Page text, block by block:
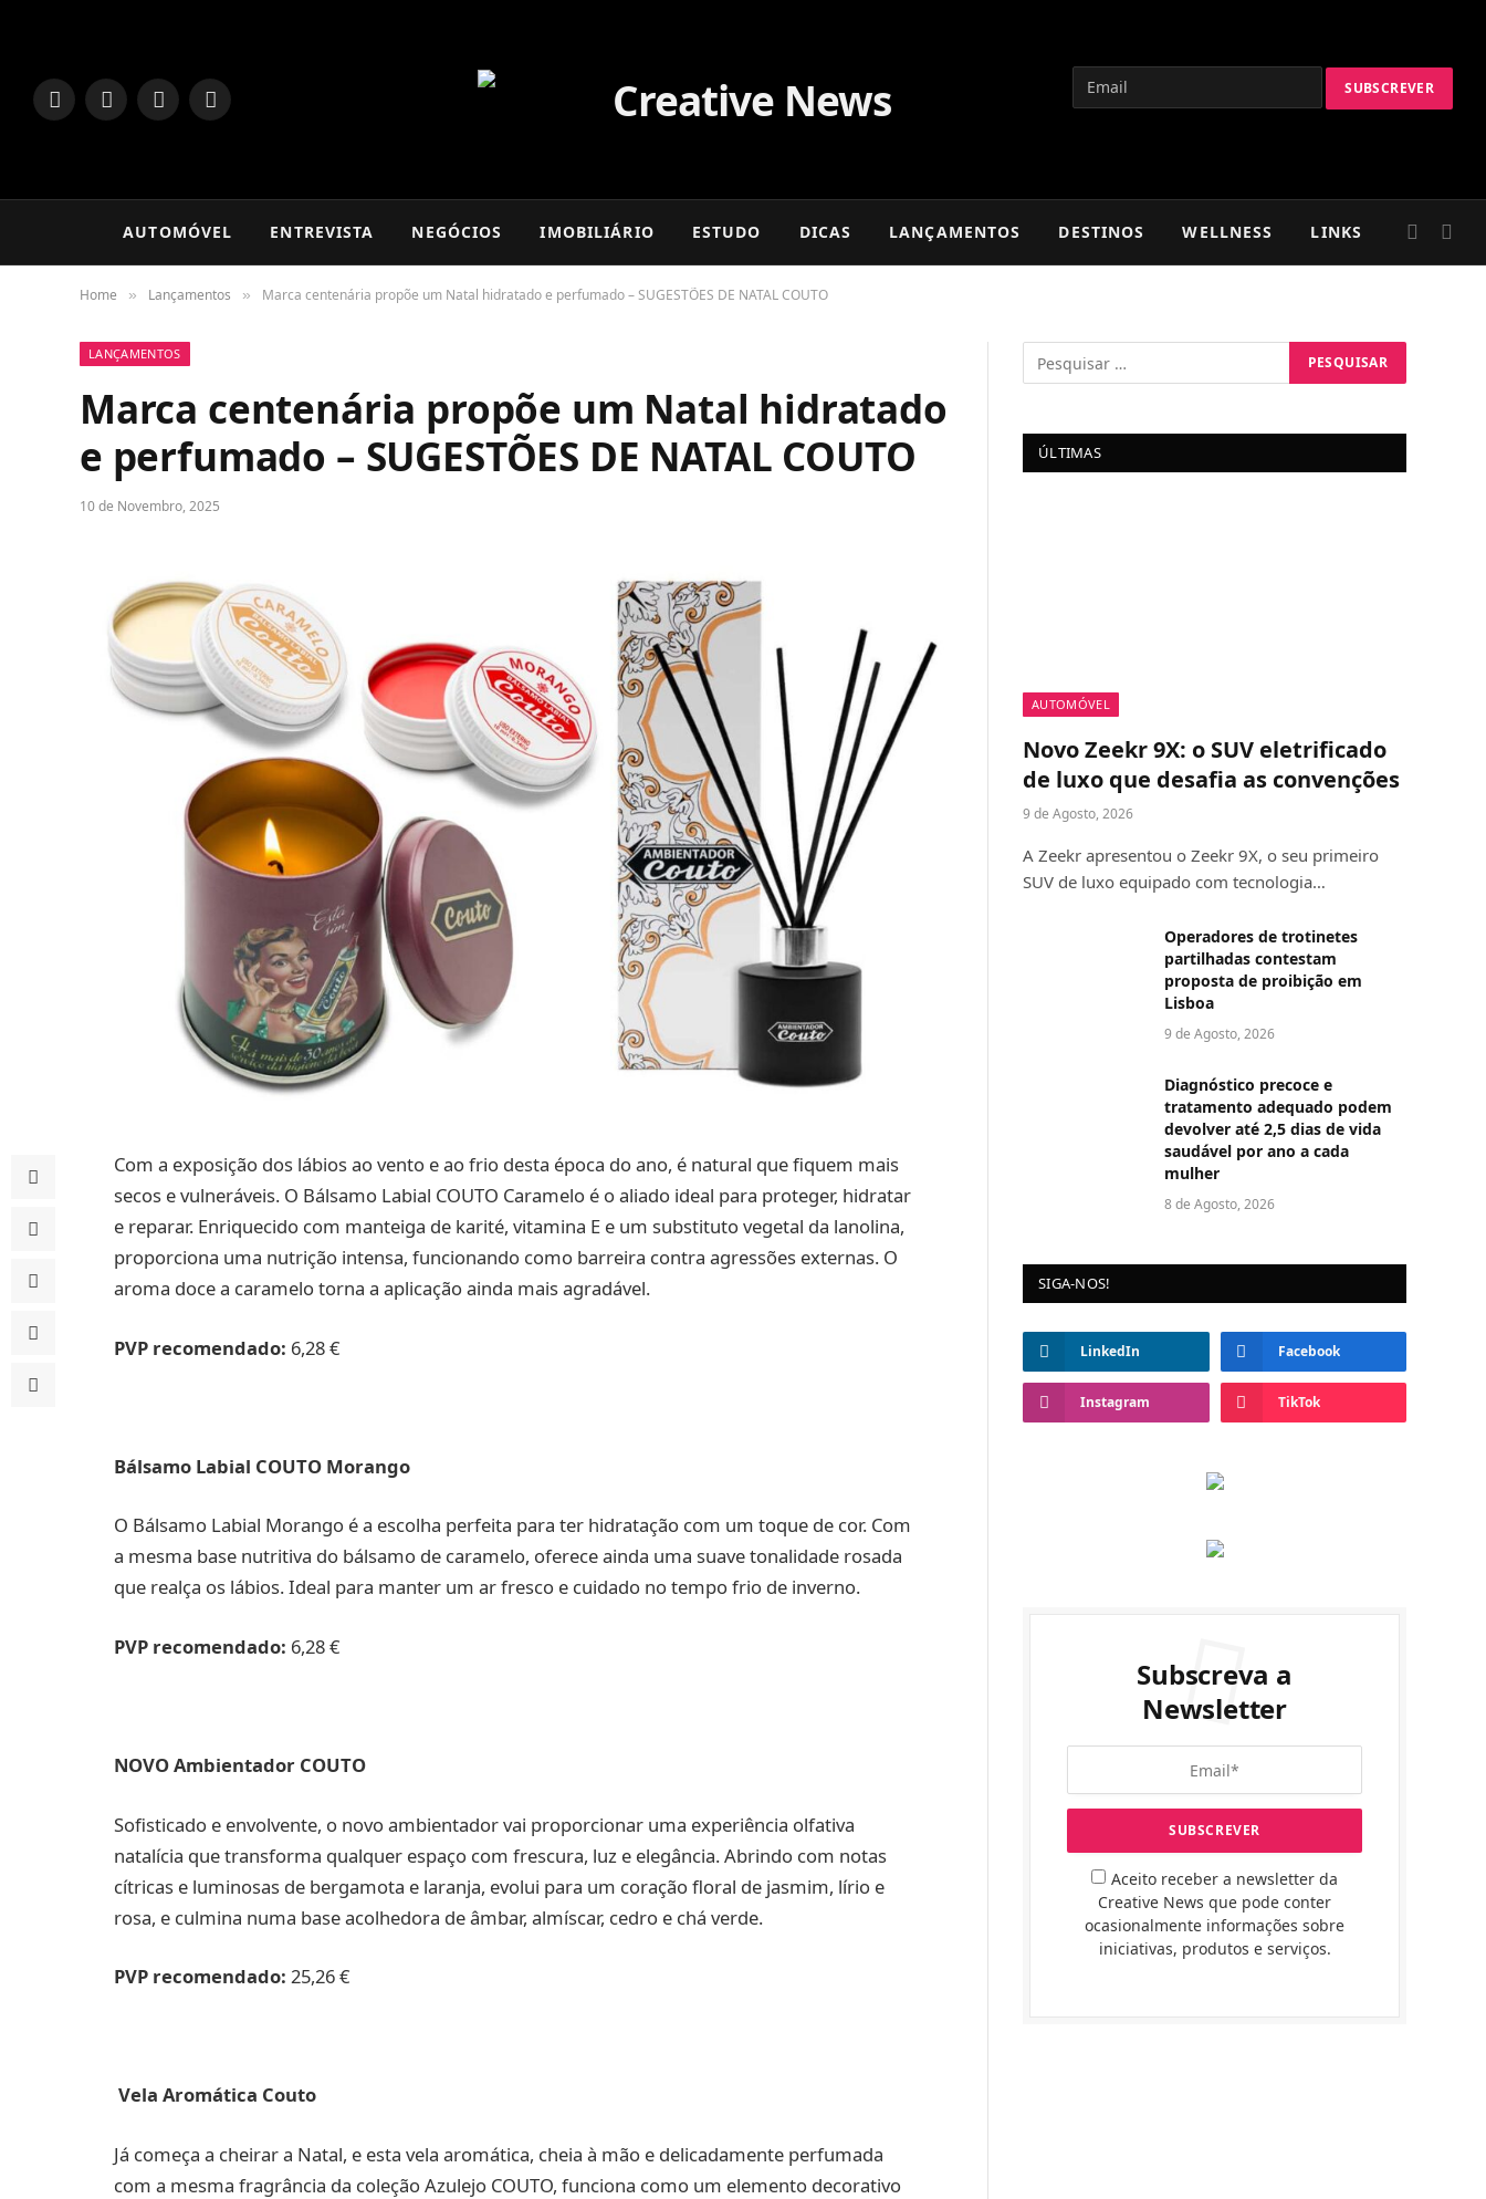
LinkedInFacebookInstagram
TikTok
AUTOMÓVEL ENTREVISTA NEGÓCIOS IMOBILIÁRIO ESTUDO DICAS LANÇAMENTOS DESTINOS WELLNESS LINKS
Home » Lançamentos » Marca centenária propõe um Natal hidratado e perfumado – SUGESTÕES DE NATAL COUTO
LANÇAMENTOS
Marca centenária propõe um Natal hidratado
e perfumado – SUGESTÕES DE NATAL COUTO
10 de Novembro, 2025
Com a exposição dos lábios ao vento e ao frio desta época do ano, é natural que fiquem mais
secos e vulneráveis. O Bálsamo Labial COUTO Caramelo é o aliado ideal para proteger, hidratar
e reparar. Enriquecido com manteiga de karité, vitamina E e um substituto vegetal da lanolina,
proporciona uma nutrição intensa, funcionando como barreira contra agressões externas. O
aroma doce a caramelo torna a aplicação ainda mais agradável.
PVP recomendado: 6,28 €
Bálsamo Labial COUTO Morango
O Bálsamo Labial Morango é a escolha perfeita para ter hidratação com um toque de cor. Com
a mesma base nutritiva do bálsamo de caramelo, oferece ainda uma suave tonalidade rosada
que realça os lábios. Ideal para manter um ar fresco e cuidado no tempo frio de inverno.
PVP recomendado: 6,28 €
NOVO Ambientador COUTO
Sofisticado e envolvente, o novo ambientador vai proporcionar uma experiência olfativa
natalícia que transforma qualquer espaço com frescura, luz e elegância. Abrindo com notas
cítricas e luminosas de bergamota e laranja, evolui para um coração floral de jasmim, lírio e
rosa, e culmina numa base acolhedora de âmbar, almíscar, cedro e chá verde.
PVP recomendado: 25,26 €
Vela Aromática Couto
Já começa a cheirar a Natal, e esta vela aromática, cheia à mão e delicadamente perfumada
com a mesma fragrância da coleção Azulejo COUTO, funciona como um elemento decorativo
ÚLTIMAS
AUTOMÓVEL
Novo Zeekr 9X: o SUV eletrificado
de luxo que desafia as convenções
9 de Agosto, 2026
A Zeekr apresentou o Zeekr 9X, o seu primeiro
SUV de luxo equipado com tecnologia…
Operadores de trotinetes
partilhadas contestam
proposta de proibição em
Lisboa
9 de Agosto, 2026
Diagnóstico precoce e
tratamento adequado podem
devolver até 2,5 dias de vida
saudável por ano a cada
mulher
8 de Agosto, 2026
SIGA-NOS!
LinkedIn Facebook
Instagram TikTok
Subscreva a
Newsletter
Aceito receber a newsletter da
Creative News que pode conter
ocasionalmente informações sobre
iniciativas, produtos e serviços.